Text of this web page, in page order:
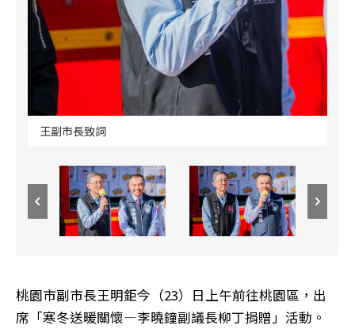
王副市長致詞
桃園市副市長王明鉅今（23）日上午前往桃園區，出
席「寒冬送暖關懷—李曉鐘副議長柳丁捐贈」活動。